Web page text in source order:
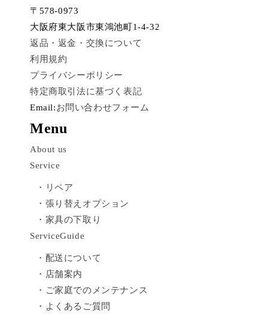
〒578-0973
大阪府東大阪市東鴻池町1-4-32
返品・返金・交換について
利用規約
プライバシーポリシー
特定商取引法に基づく表記
Email:お問い合わせフォーム
Menu
About us
Service
・リペア
・張り替えオプション
・家具の下取り
ServiceGuide
・配送について
・店舗案内
・ご家庭でのメンテナンス
・よくあるご質問